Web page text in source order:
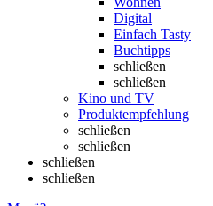
Digital
Einfach Tasty
Buchtipps
schließen
schließen
Kino und TV
Produktempfehlung
schließen
schließen
schließen
schließen